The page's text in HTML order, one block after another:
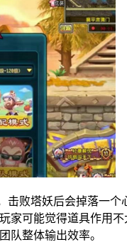
击败塔妖后会掉落一
家可能觉得道具作用
队整体输出效率。